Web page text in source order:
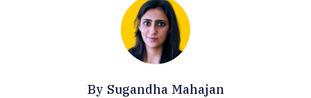
By Sugandha Mahajan